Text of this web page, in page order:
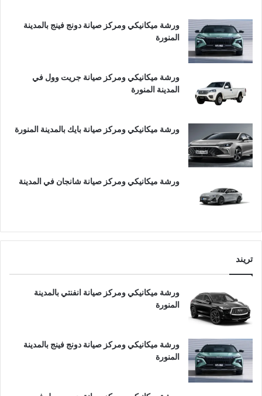
ورشة ميكانيكي ومركز صيانة دونج فينج بالمدينة
المنورة
ورشة ميكانيكي ومركز صيانة جريت وول في
المدينة المنورة
ورشة ميكانيكي ومركز صيانة بايك بالمدينة المنورة
ورشة ميكانيكي ومركز صيانة شانجان في المدينة
تريند
ورشة ميكانيكي ومركز صيانة انفنتي بالمدينة
المنورة
ورشة ميكانيكي ومركز صيانة دونج فينج بالمدينة
المنورة